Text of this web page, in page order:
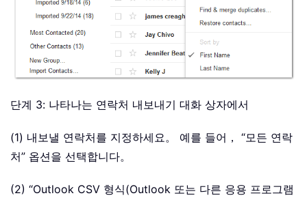
단계 3: 나타나는 연락처 내보내기 대화 상자에서
(1) 내보낼 연락처를 지정하세요。 예를 들어， “모든 연락
처” 옵션을 선택합니다。
(2) “Outlook CSV 형식(Outlook 또는 다른 응용 프로그램